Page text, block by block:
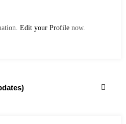
Edit your Profile now.